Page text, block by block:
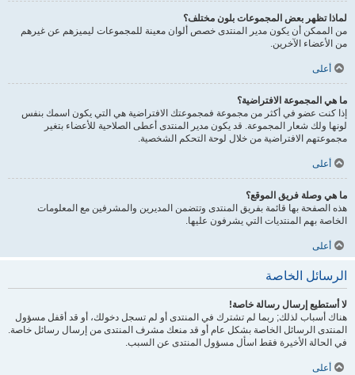
لماذا تظهر بعض المجموعات بلون مختلف؟
من الممكن أن يكون مدير المنتدى خصص ألوان معينة للمجموعات ليميزهم عن غيرهم
من الأعضاء الآخرين.
أعلى
ما هي المجموعة الافتراضية؟
إذا كنت عضو في أكثر من مجموعة فمجموعتك الافتراضية هي التي يكون اسمك بنفس
لونها ولك شعار المجموعة. قد يكون مدير المنتدى أعطى الصلاحية للأعضاء بتغير
مجموعتهم الافتراضية من خلال لوحة التحكم الشخصية.
أعلى
ما هي وصلة فريق الموقع؟
هذه الصفحة بها قائمة بفريق المنتدى وتتضمن المديرين والمشرفين مع المعلومات
الخاصة بهم المنتديات التي يشرفون عليها.
أعلى
الرسائل الخاصة
لا أستطيع إرسال رسالة خاصة!
هناك أسباب لذلك; ربما لم تشترك في المنتدى أو لم تسجل دخولك، أو قد أقفل مسؤول
المنتدى الرسائل الخاصة بشكل عام أو قد منعك مشرف المنتدى من إرسال رسائل خاصة.
في الحالة الأخيرة فقط اسأل مسؤول المنتدى عن السبب.
أعلى